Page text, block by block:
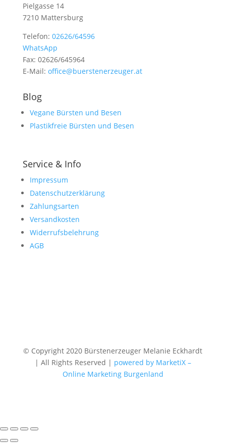
Pielgasse 14
7210 Mattersburg
Telefon: 02626/64596
WhatsApp
Fax: 02626/645964
E-Mail: office@buerstenerzeuger.at
Blog
Vegane Bürsten und Besen
Plastikfreie Bürsten und Besen
Service & Info
Impressum
Datenschutzerklärung
Zahlungsarten
Versandkosten
Widerrufsbelehrung
AGB
© Copyright 2020 Bürstenerzeuger Melanie Eckhardt
| All Rights Reserved | powered by MarketiX –
Online Marketing Burgenland